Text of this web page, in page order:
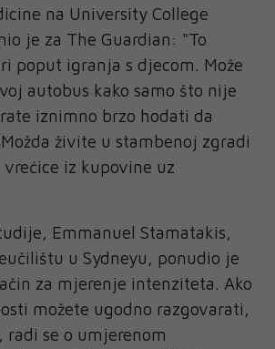
na University College
je za The Guardian: "To
poput igranja s djecom. Može
autobus kako samo što nije
iznimno brzo hodati da
živite u stambenoj zgradi
iz kupovine uz
Emmanuel Stamatakis,
u Sydneyu, ponudio je
za mjerenje intenziteta. Ako
možete ugodno razgovarati,
se o umjerenom